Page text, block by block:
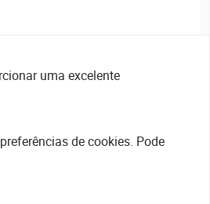
uma excelente
de cookies. Pode